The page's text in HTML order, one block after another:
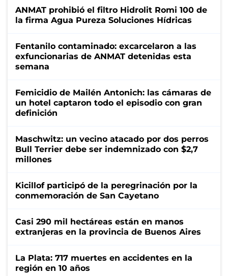
ANMAT prohibió el filtro Hidrolit Romi 100 de
la firma Agua Pureza Soluciones Hídricas
Fentanilo contaminado: excarcelaron a las
exfuncionarias de ANMAT detenidas esta
semana
Femicidio de Mailén Antonich: las cámaras de
un hotel captaron todo el episodio con gran
definición
Maschwitz: un vecino atacado por dos perros
Bull Terrier debe ser indemnizado con $2,7
millones
Kicillof participó de la peregrinación por la
conmemoración de San Cayetano
Casi 290 mil hectáreas están en manos
extranjeras en la provincia de Buenos Aires
La Plata: 717 muertes en accidentes en la
región en 10 años